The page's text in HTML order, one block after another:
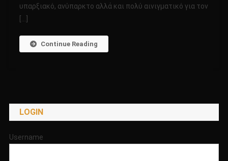
υπαρξιακό, ανύπαρκτο αλλά και πολύ αινιγματικό για τον
Continue Reading
LOGIN
Username